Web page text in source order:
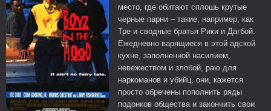
место, где обитают сплошь крутые
черные парни – такие, например, как
Тре и сводные братья Рики и Дагбой.
Ежедневно варящиеся в этой адской
кухне, заполненной насилием,
невежеством и злобой, раю для
наркоманов и убийц, они, кажется
просто обречены пополнить ряды
подонков общества и закончить свои